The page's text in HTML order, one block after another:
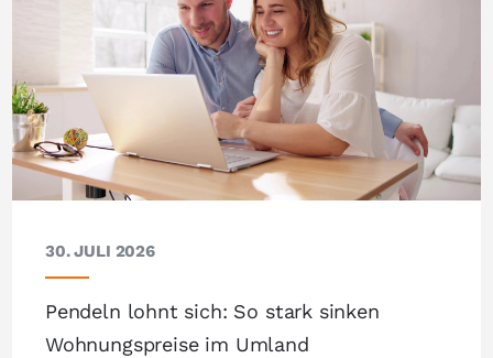
30. JULI 2026
Pendeln lohnt sich: So stark sinken
Wohnungspreise im Umland